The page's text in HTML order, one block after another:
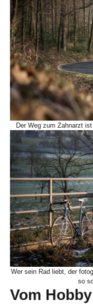
Der Weg zum Zahnarzt
Wer sein Rad liebt, der
so
Vom